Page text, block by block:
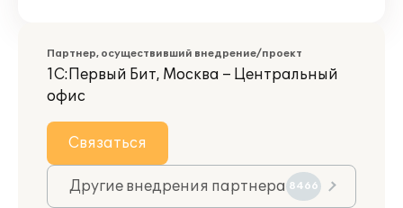
Партнер, осуществивший внедрение/проект
1С:Первый Бит, Москва – Центральный
офис
Связаться
Другие внедрения партнера 8466